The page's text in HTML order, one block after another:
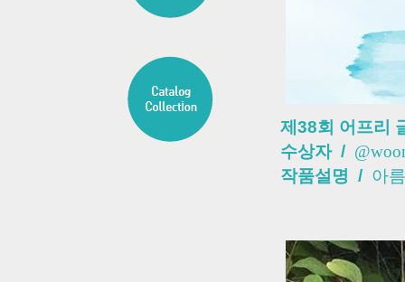
제38회 어프리
수상자 /
작품설명 / 아